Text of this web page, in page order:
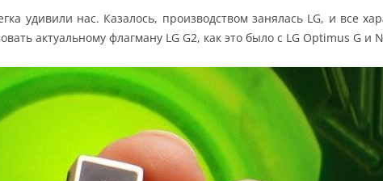
удивили нас. Казалось, производством занялась LG, и все
актуальному флагману LG G2, как это было с LG Optimus G и